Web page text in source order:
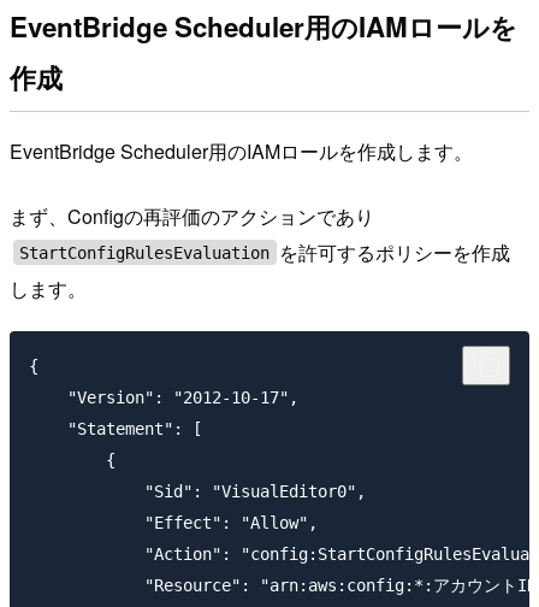
EventBridge Scheduler用のIAMロールを
作成
EventBridge Scheduler用のIAMロールを作成します。
まず、Configの再評価のアクションであり
StartConfigRulesEvaluation
を許可するポリシーを作成
します。
{
    "Version": "2012-10-17",
    "Statement": [
        {
            "Sid": "VisualEditor0",
            "Effect": "Allow",
"Action":
"Resource": "arn:aws:config:*:アカウント